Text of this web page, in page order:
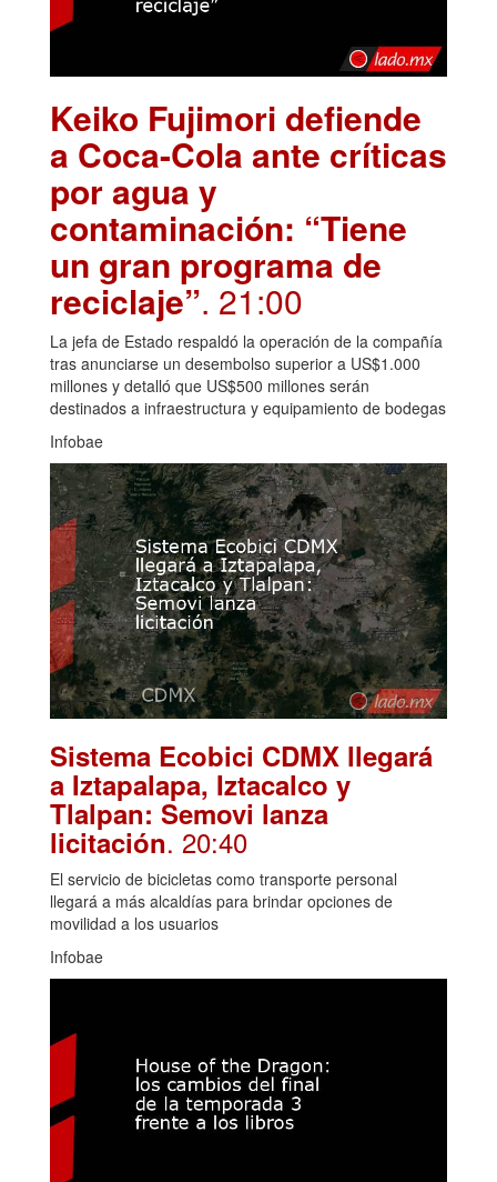
Keiko Fujimori defiende
a Coca-Cola ante críticas
por agua y
contaminación: “Tiene
un gran programa de
reciclaje”. 21:00
La jefa de Estado respaldó la operación de la compañía
tras anunciarse un desembolso superior a US$1.000
millones y detalló que US$500 millones serán
destinados a infraestructura y equipamiento de bodegas
Infobae
Sistema Ecobici CDMX llegará
a Iztapalapa, Iztacalco y
Tlalpan: Semovi lanza
licitación. 20:40
El servicio de bicicletas como transporte personal
llegará a más alcaldías para brindar opciones de
movilidad a los usuarios
Infobae